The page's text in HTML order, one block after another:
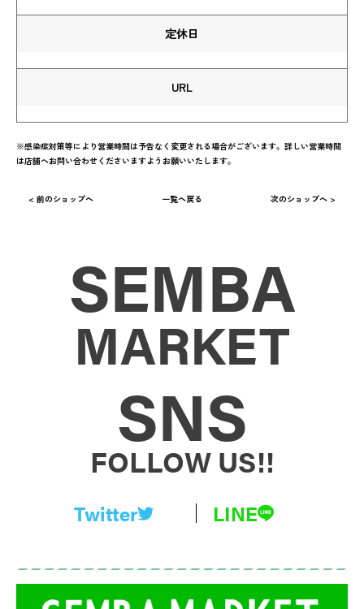
定休日
URL
※感染症対策等により営業時間は予告なく変更される場合がございます。詳しい営業時間
は店舗へお問い合わせくださいますようお願いいたします。
< 前のショップへ 一覧へ戻る 次のショップへ >
SEMBA
MARKET
SNS
FOLLOW US!!
Twitter LINE